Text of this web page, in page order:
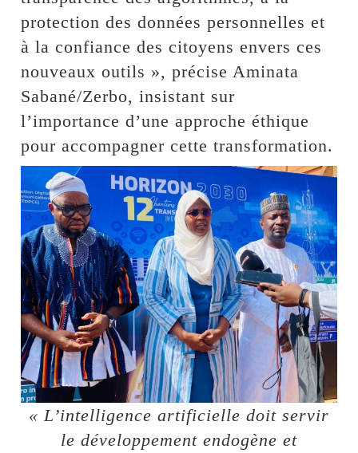
protection des données personnelles et
à la confiance des citoyens envers ces
nouveaux outils », précise Aminata
Sabané/Zerbo, insistant sur
l’importance d’une approche éthique
pour accompagner cette transformation.
« L’intelligence artificielle doit servir
le développement endogène et